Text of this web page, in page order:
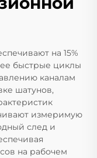
на 15%
быстрые циклы
каналам
шатунов,
измеримую
след и
на рабочем